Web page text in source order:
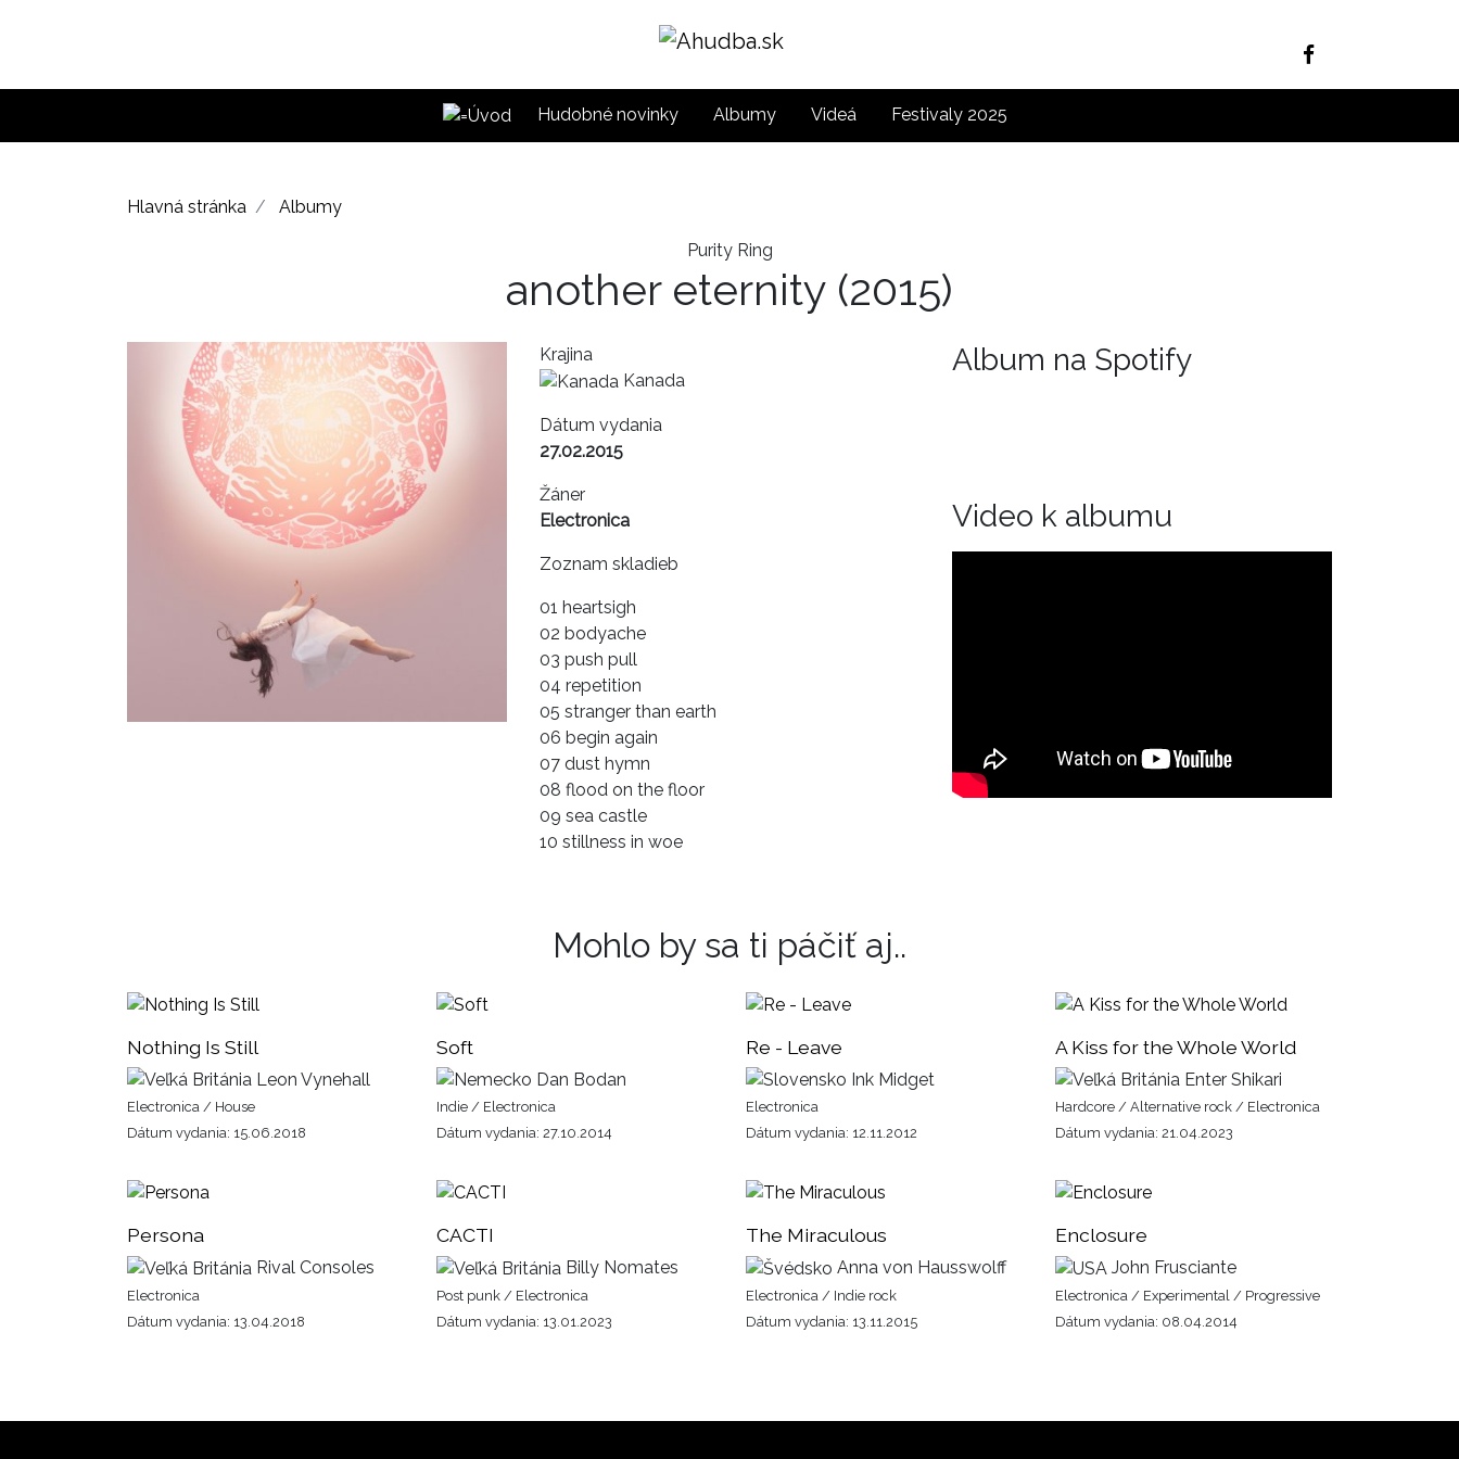
Hudobné novinky Albumy Videá Festivaly 2025
Hlavná stránka Albumy
Purity Ring
another eternity (2015)
Krajina
Kanada
Dátum vydania
27.02.2015
Žáner
Electronica
Zoznam skladieb
01 heartsigh
02 bodyache
03 push pull
04 repetition
05 stranger than earth
06 begin again
07 dust hymn
08 flood on the floor
09 sea castle
10 stillness in woe
Album na Spotify
Video k albumu
Mohlo by sa ti páčiť aj..
Nothing Is Still
Leon Vynehall
Electronica / House
Dátum vydania: 15.06.2018
Soft
Dan Bodan
Indie / Electronica
Dátum vydania: 27.10.2014
Re - Leave
Ink Midget
Electronica
Dátum vydania: 12.11.2012
A Kiss for the Whole World
Enter Shikari
Hardcore / Alternative rock / Electronica
Dátum vydania: 21.04.2023
Persona
Rival Consoles
Electronica
Dátum vydania: 13.04.2018
CACTI
Billy Nomates
Post punk / Electronica
Dátum vydania: 13.01.2023
The Miraculous
Anna von Hausswolff
Electronica / Indie rock
Dátum vydania: 13.11.2015
Enclosure
John Frusciante
Electronica / Experimental / Progressive
Dátum vydania: 08.04.2014